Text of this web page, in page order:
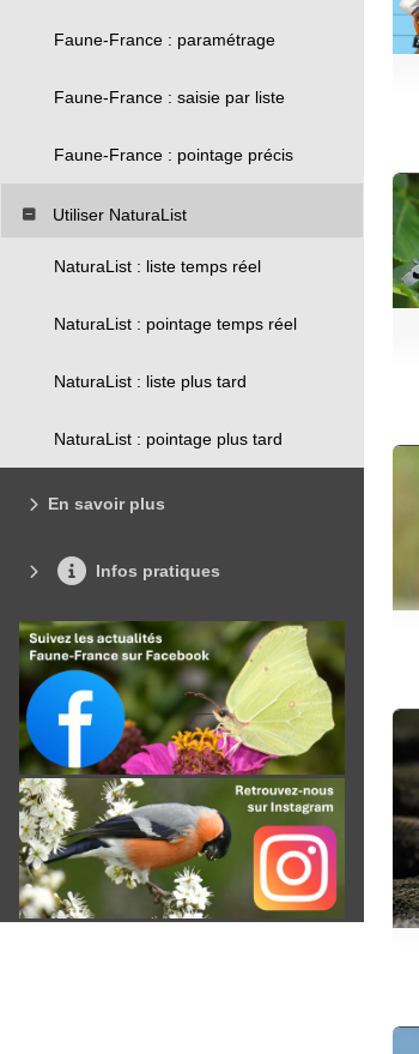
Faune-France : paramétrage
Faune-France : saisie par liste
Faune-France : pointage précis
Utiliser NaturaList
NaturaList : liste temps réel
NaturaList : pointage temps réel
NaturaList : liste plus tard
NaturaList : pointage plus tard
En savoir plus
Infos pratiques